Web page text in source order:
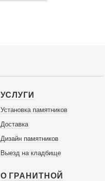
УСЛУГИ
Установка памятников
Доставка
Дизайн памятников
Выезд на кладбище
О ГРАНИТНОЙ